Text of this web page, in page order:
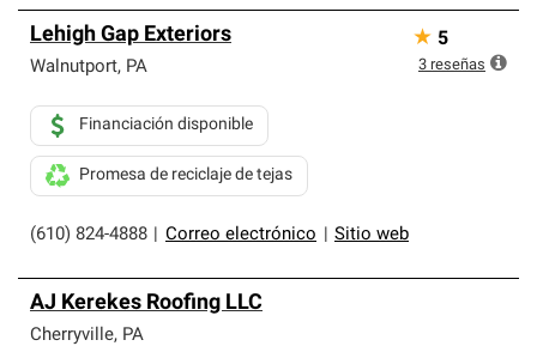
Lehigh Gap Exteriors
Walnutport, PA
(610) 824-4888 Correo electrónico Sitio web
Financiación disponible
Promesa de reciclaje de tejas
★ 5
3 reseñas
AJ Kerekes Roofing LLC
Cherryville, PA